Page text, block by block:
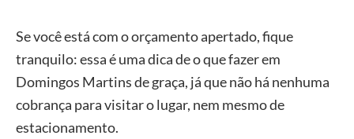
Se você está com o orçamento apertado, fique
tranquilo: essa é uma dica de o que fazer em
Domingos Martins de graça, já que não há nenhuma
cobrança para visitar o lugar, nem mesmo de
estacionamento.